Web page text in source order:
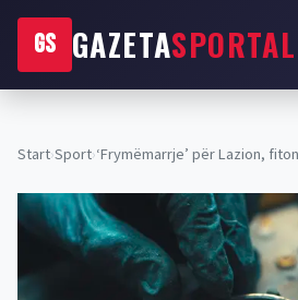
GS GAZETASPORTAL
Start›Sport›‘Frymëmarrje’ për Lazion,